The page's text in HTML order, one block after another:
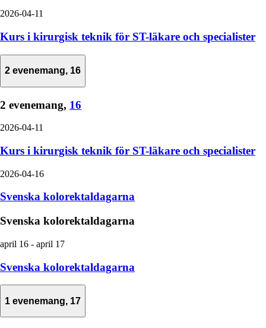
2026-04-11
Kurs i kirurgisk teknik för ST-läkare och specialister
2 evenemang, 16
2 evenemang, 16
2026-04-11
Kurs i kirurgisk teknik för ST-läkare och specialister
2026-04-16
Svenska kolorektaldagarna
Svenska kolorektaldagarna
april 16 - april 17
Svenska kolorektaldagarna
1 evenemang, 17